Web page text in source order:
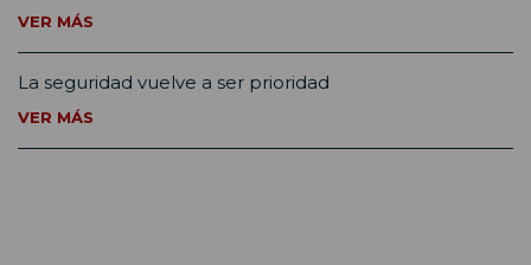
VER MÁS
La seguridad vuelve a ser prioridad
VER MÁS